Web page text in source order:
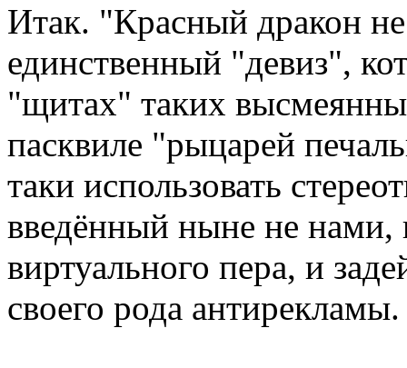
Итак. "Красный дракон
единственный "девиз",
"щитах" таких
пасквиле "рыцарей
таки использовать
введённый ныне не нами,
виртуального пера, и
своего рода